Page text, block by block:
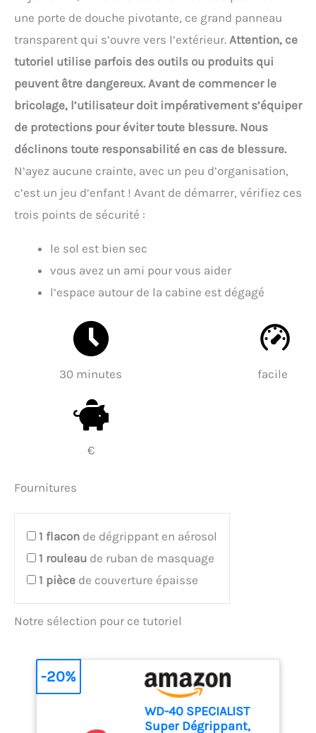
une porte de douche pivotante, ce grand panneau
transparent qui s’ouvre vers l’extérieur. Attention, ce
tutoriel utilise parfois des outils ou produits qui
peuvent être dangereux. Avant de commencer le
bricolage, l’utilisateur doit impérativement s’équiper
de protections pour éviter toute blessure. Nous
déclinons toute responsabilité en cas de blessure.
N’ayez aucune crainte, avec un peu d’organisation,
c’est un jeu d’enfant ! Avant de démarrer, vérifiez ces
trois points de sécurité :
le sol est bien sec
vous avez un ami pour vous aider
l’espace autour de la cabine est dégagé
30 minutes facile
€
Fournitures
1 flacon de dégrippant en aérosol
1 rouleau de ruban de masquage
1 pièce de couverture épaisse
Notre sélection pour ce tutoriel
WD-40 SPECIALIST
Super Dégrippant,
-20%